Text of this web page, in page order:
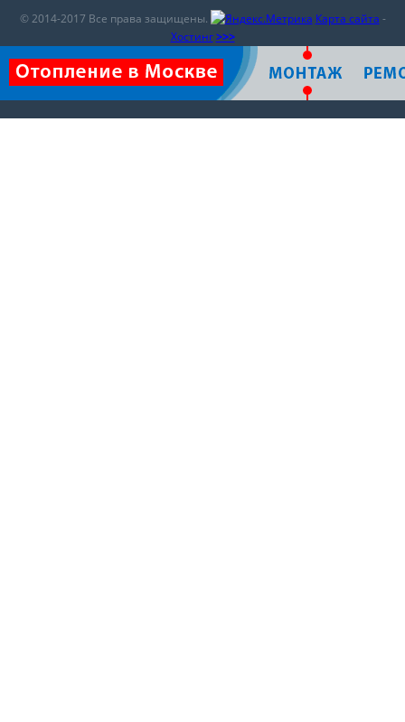
© 2014-2017 Все права защищены. Карта сайта -
Хостинг >>>